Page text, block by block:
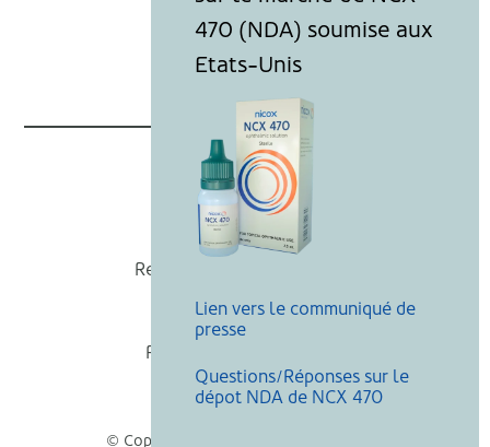
Nicox
Recevoir nos actualités
Mentions légales
Politique de cookies
Recherche
© Copyright Nicox, Tous droits réservés
Lien vers le communiqué de
presse
Questions/Réponses sur le
dépot NDA de NCX 470